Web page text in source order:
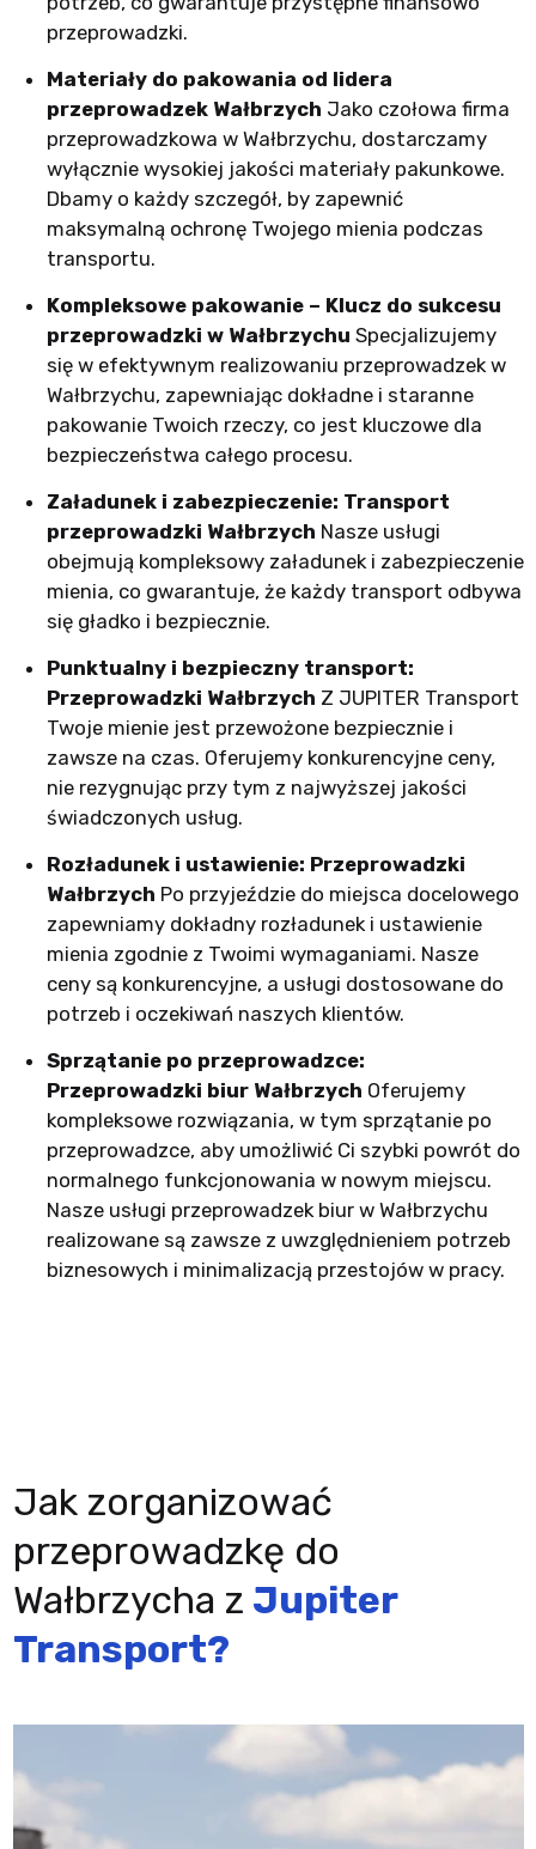
przeprowadzki.
Materiały do pakowania od lidera
przeprowadzek Wałbrzych Jako czołowa firma
przeprowadzkowa w Wałbrzychu, dostarczamy
wyłącznie wysokiej jakości materiały pakunkowe.
Dbamy o każdy szczegół, by zapewnić
maksymalną ochronę Twojego mienia podczas
transportu.
Kompleksowe pakowanie – Klucz do sukcesu
przeprowadzki w Wałbrzychu Specjalizujemy
się w efektywnym realizowaniu przeprowadzek w
Wałbrzychu, zapewniając dokładne i staranne
pakowanie Twoich rzeczy, co jest kluczowe dla
bezpieczeństwa całego procesu.
Załadunek i zabezpieczenie: Transport
przeprowadzki Wałbrzych Nasze usługi
obejmują kompleksowy załadunek i zabezpieczenie
mienia, co gwarantuje, że każdy transport odbywa
się gładko i bezpiecznie.
Punktualny i bezpieczny transport:
Przeprowadzki Wałbrzych Z JUPITER Transport
Twoje mienie jest przewożone bezpiecznie i
zawsze na czas. Oferujemy konkurencyjne ceny,
nie rezygnując przy tym z najwyższej jakości
świadczonych usług.
Rozładunek i ustawienie: Przeprowadzki
Wałbrzych Po przyjeździe do miejsca docelowego
zapewniamy dokładny rozładunek i ustawienie
mienia zgodnie z Twoimi wymaganiami. Nasze
ceny są konkurencyjne, a usługi dostosowane do
potrzeb i oczekiwań naszych klientów.
Sprzątanie po przeprowadzce:
Przeprowadzki biur Wałbrzych Oferujemy
kompleksowe rozwiązania, w tym sprzątanie po
przeprowadzce, aby umożliwić Ci szybki powrót do
normalnego funkcjonowania w nowym miejscu.
Nasze usługi przeprowadzek biur w Wałbrzychu
realizowane są zawsze z uwzględnieniem potrzeb
biznesowych i minimalizacją przestojów w pracy.
Jak zorganizować
przeprowadzkę do
Wałbrzycha z Jupiter
Transport?